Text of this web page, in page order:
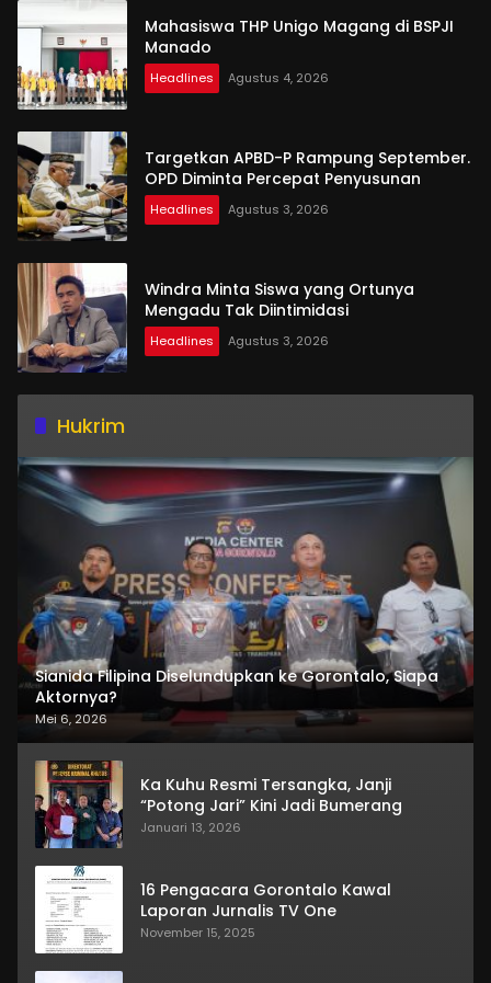
Mahasiswa THP Unigo Magang di BSPJI
Manado
Headlines Agustus 4, 2026
Targetkan APBD-P Rampung September.
OPD Diminta Percepat Penyusunan
Headlines Agustus 3, 2026
Windra Minta Siswa yang Ortunya
Mengadu Tak Diintimidasi
Headlines Agustus 3, 2026
Hukrim
Sianida Filipina Diselundupkan ke Gorontalo, Siapa
Aktornya?
Mei 6, 2026
Ka Kuhu Resmi Tersangka, Janji
“Potong Jari” Kini Jadi Bumerang
Januari 13, 2026
16 Pengacara Gorontalo Kawal
Laporan Jurnalis TV One
November 15, 2025